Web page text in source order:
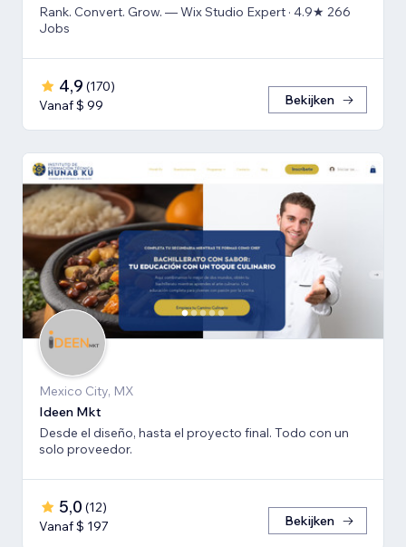
Rank. Convert. Grow. — Wix Studio Expert · 4.9★ 266
Jobs
4,9 (170)
Vanaf $ 99
Bekijken
Mexico City, MX
Ideen Mkt
Desde el diseño, hasta el proyecto final. Todo con un
solo proveedor.
5,0 (12)
Vanaf $ 197
Bekijken